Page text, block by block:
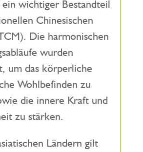
ein wichtiger Bestandteil
Chinesischen
Die harmonischen
wurden
um das körperliche
Wohlbefinden zu
die innere Kraft und
zu stärken.
Ländern gilt